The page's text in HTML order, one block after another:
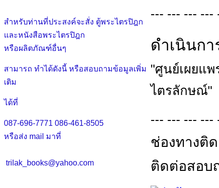
สำหรับท่านที่ประสงค์จะสั่ง ตู้พระไตรปิฎก
และหนังสือพระไตรปิฎก
หรือผลิตภัณฑ์อื่นๆ
สามารถ ทำได้ดังนี้ หรือสอบถามข้อมูลเพิ่ม
เติม
ได้ที่
087-696-7771 086-461-8505
หรือส่ง mail มาที่
trilak_books@yahoo.com
--- --- --- ---
ดำเนินก
"ศูนย์เผยแ
ไตรลักษณ์"
--- --- --- ---
ช่องทางติ
ติดต่อสอบ